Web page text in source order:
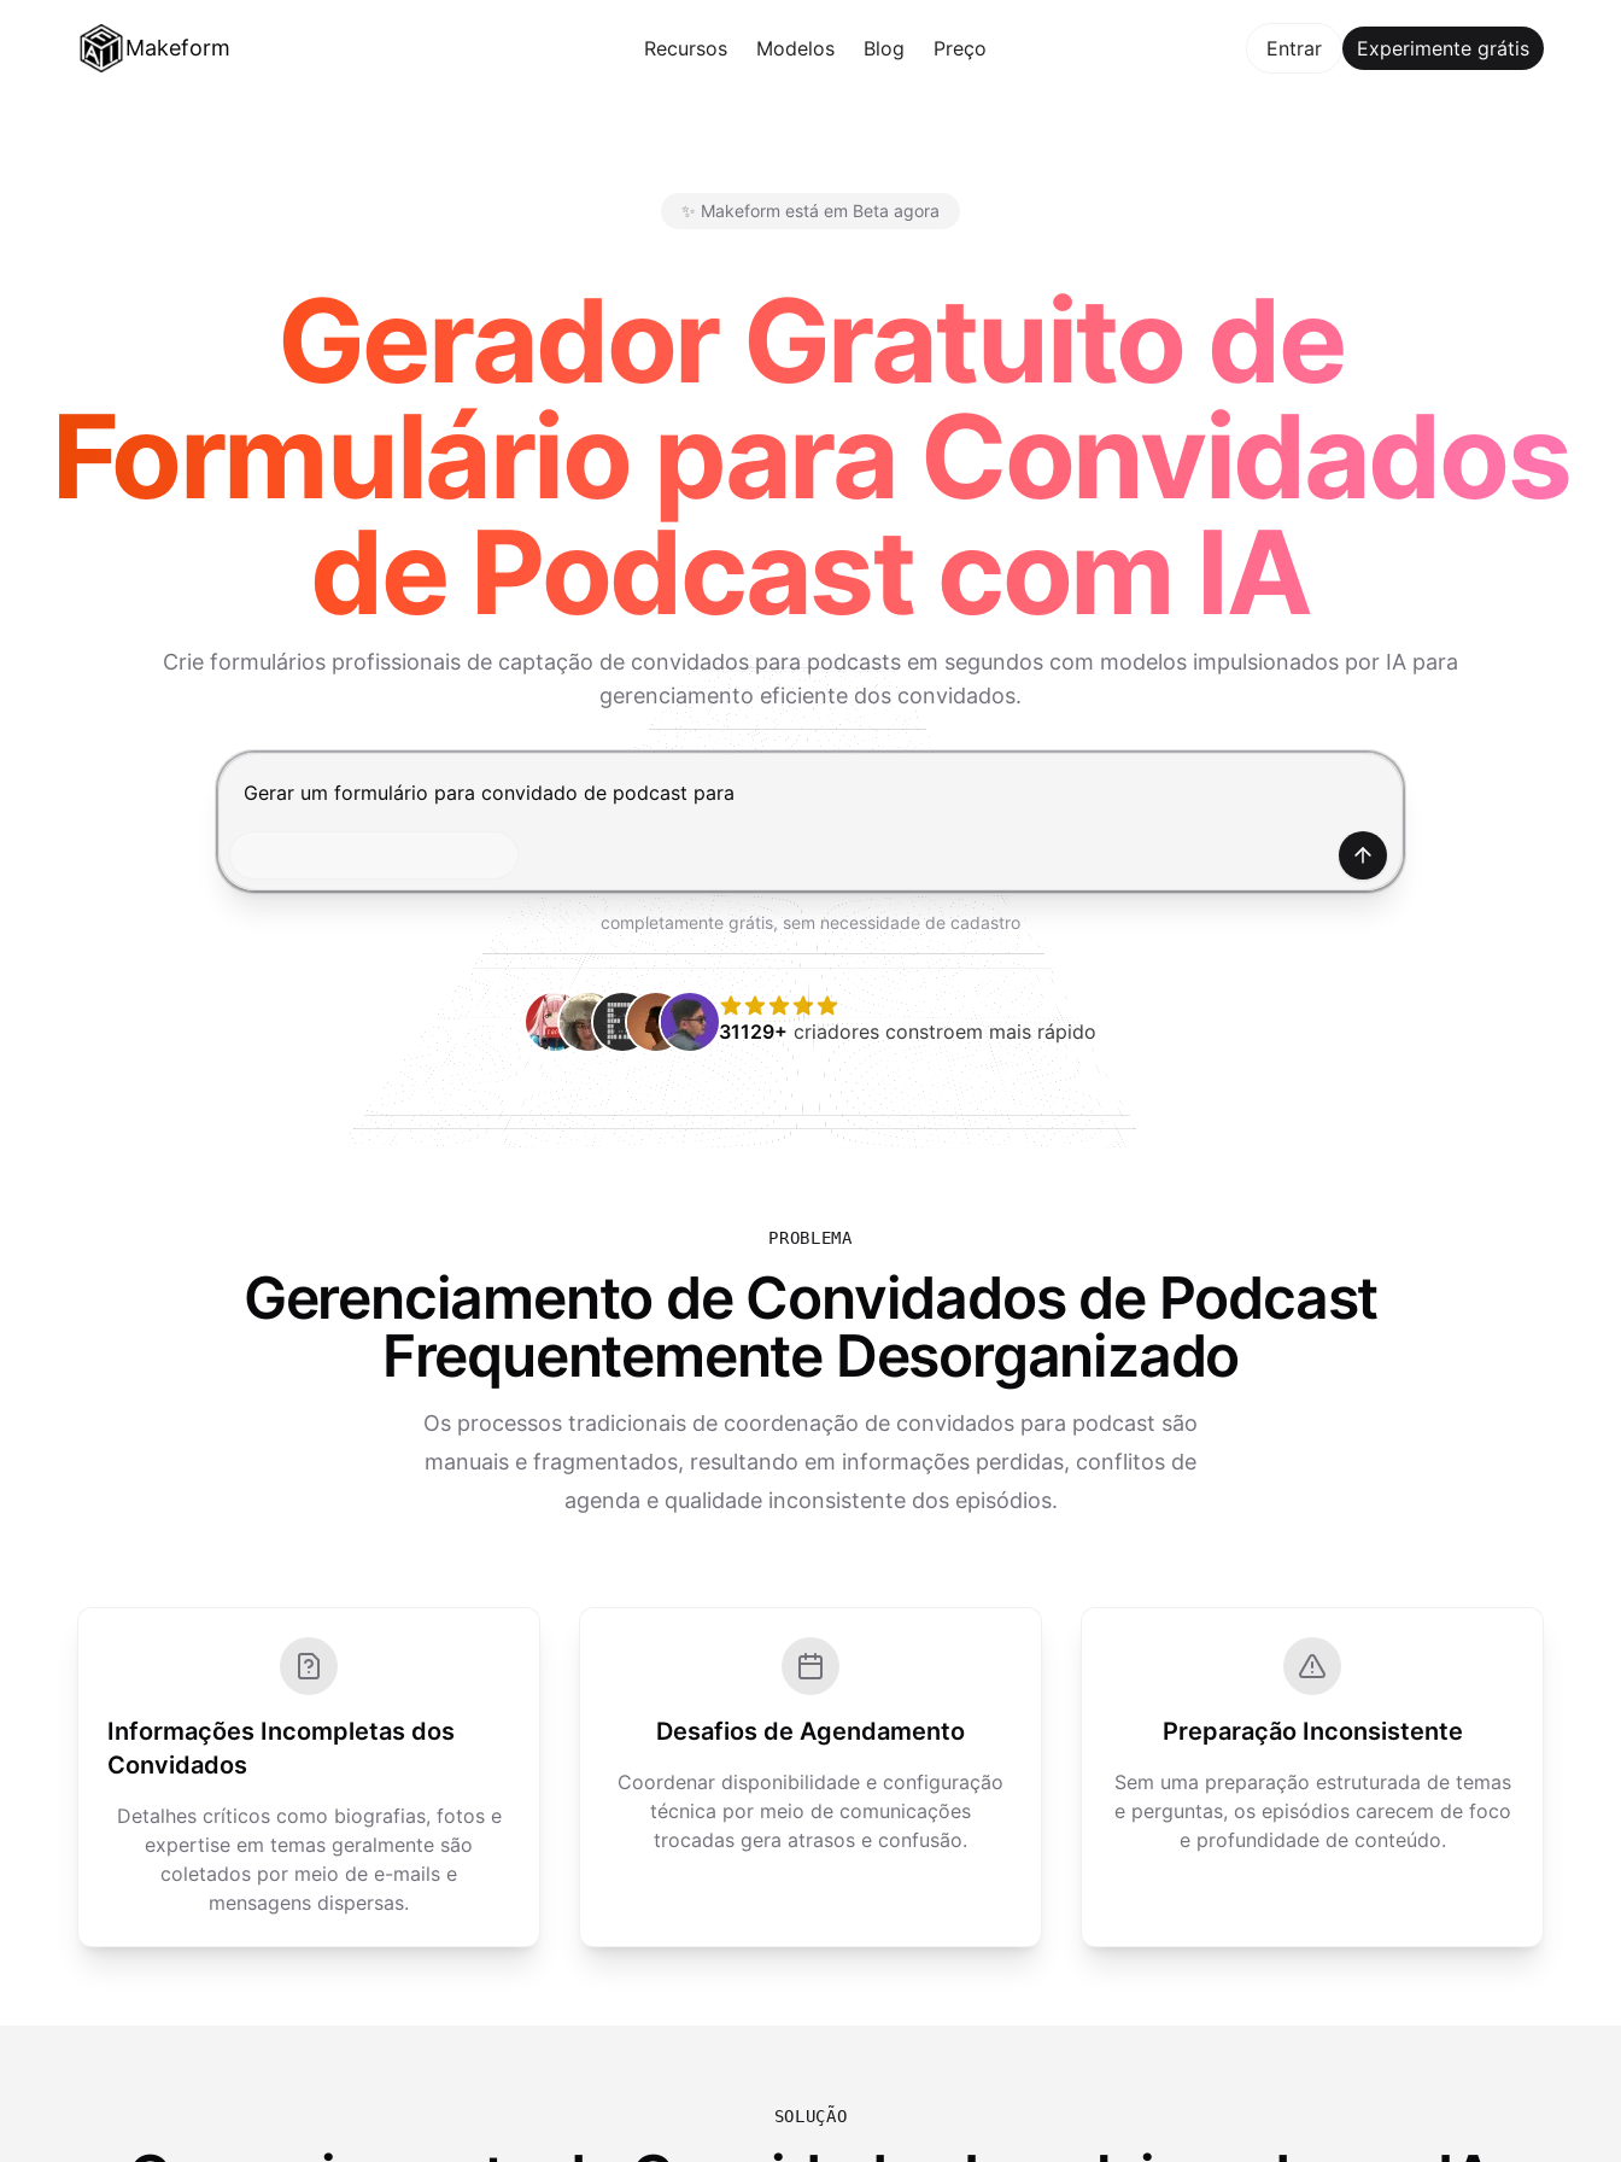
Makeform Recursos Modelos Blog Preço Entrar Experimente grátis
✨ Makeform está em Beta agora
Gerador Gratuito de
Formulário para Convidados
de Podcast com IA
Crie formulários profissionais de captação de convidados para podcasts em segundos com modelos impulsionados por IA para
gerenciamento eficiente dos convidados.
Pressione Enter para enviar, Shift+Enter para adicionar uma nova linha
Gerar
completamente grátis, sem necessidade de cadastro
31129+ criadores constroem mais rápido
PROBLEMA
Gerenciamento de Convidados de Podcast
Frequentemente Desorganizado
Os processos tradicionais de coordenação de convidados para podcast são
manuais e fragmentados, resultando em informações perdidas, conflitos de
agenda e qualidade inconsistente dos episódios.
Informações Incompletas dos
Convidados
Detalhes críticos como biografias, fotos e
expertise em temas geralmente são
coletados por meio de e-mails e
mensagens dispersas.
Desafios de Agendamento
Coordenar disponibilidade e configuração
técnica por meio de comunicações
trocadas gera atrasos e confusão.
Preparação Inconsistente
Sem uma preparação estruturada de temas
e perguntas, os episódios carecem de foco
e profundidade de conteúdo.
SOLUÇÃO